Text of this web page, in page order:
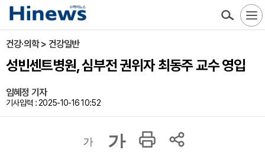
건강·의학 > 건강일반
성빈센트병원, 심부전 권위자 최동주 교수 영입
임혜정 기자
기사입력 : 2025-10-16 10:52
가 가